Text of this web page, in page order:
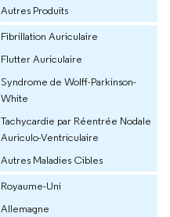
Autres Produits
Fibrillation Auriculaire
Flutter Auriculaire
Syndrome de Wolff-Parkinson-
White
Tachycardie par Réentrée Nodale
Auriculo-Ventriculaire
Autres Maladies Cibles
Royaume-Uni
Allemagne